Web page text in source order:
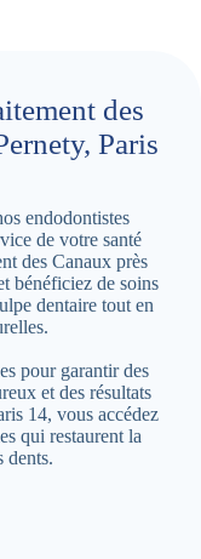
des
Paris
endodontistes
de votre santé
des Canaux près
bénéficiez de soins
dentaire tout en
pour garantir des
et des résultats
14, vous accédez
qui restaurent la
dents.